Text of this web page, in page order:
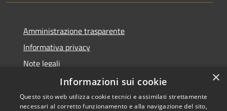
Amministrazione trasparente
Informativa privacy
Note legali
Dichiarazione di accessibilità
×
Informazioni sui cookie
Questo sito web utilizza cookie tecnici e assimilati strettamente
necessari al corretto funzionamento e alla navigazione del sito,